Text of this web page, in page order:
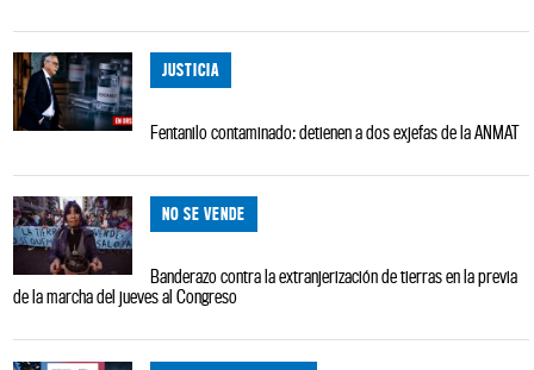
JUSTICIA
Fentanilo contaminado: detienen a dos exjefas de la ANMAT
NO SE VENDE
Banderazo contra la extranjerización de tierras en la previa
de la marcha del jueves al Congreso